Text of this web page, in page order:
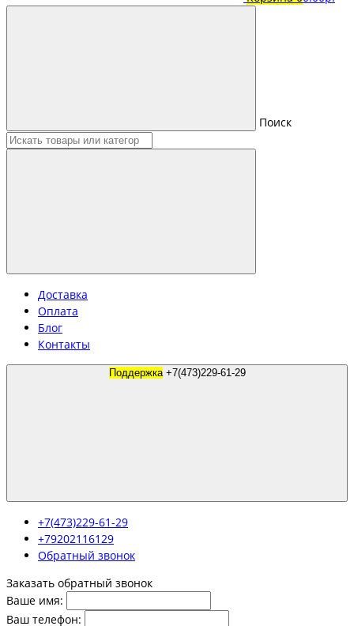
Поиск
Доставка
Оплата
Блог
Контакты
Поддержка +7(473)229-61-29
+7(473)229-61-29
+79202116129
Обратный звонок
Заказать обратный звонок
Ваше имя:
Ваш телефон: